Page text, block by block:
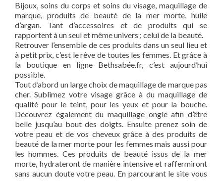
Bijoux, soins du corps et soins du visage, maquillage de
marque, produits de beauté de la mer morte, huile
d’argan. Tant d’accessoires et de produits qui se
rapportent à un seul et même univers ; celui de la beauté.
Retrouver l’ensemble de ces produits dans un seul lieu et
à petit prix, c’est le rêve de toutes les femmes. Et grâce à
la boutique en ligne Bethsabée.fr, c’est aujourd’hui
possible.
Tout d’abord un large choix de maquillage de marque pas
cher. Sublimez votre visage grâce à du maquillage de
qualité pour le teint, pour les yeux et pour la bouche.
Découvrez également du maquillage ongle afin d’être
belle jusqu’au bout des doigts. Ensuite prenez soin de
votre peau et de vos cheveux grâce à des produits de
beauté de la mer morte pour les femmes mais aussi pour
les hommes. Ces produits de beauté issus de la mer
morte, hydrateront de manière intensive et raffermiront
sans aucun doute votre peau. En parcourant le site vous